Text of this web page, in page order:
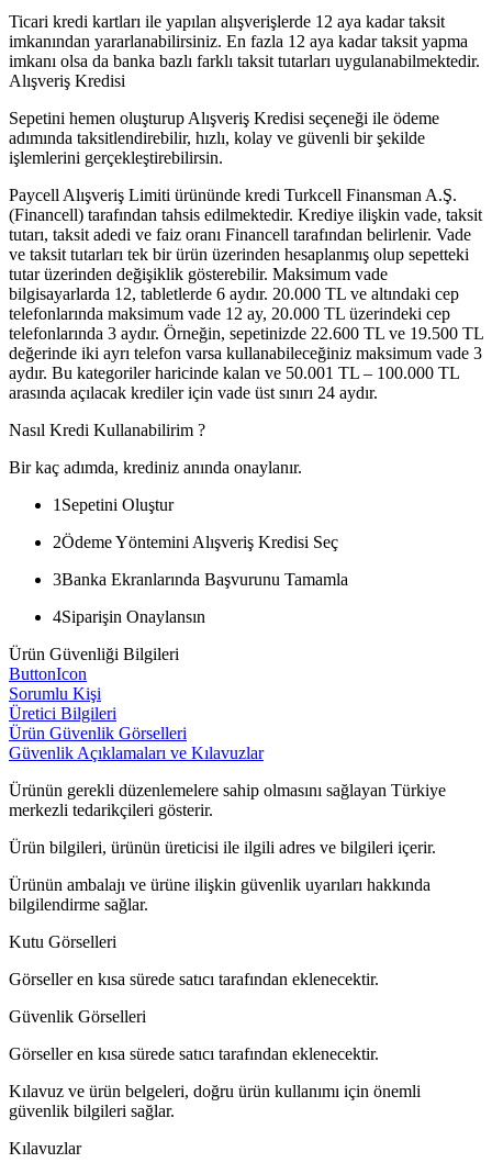
Ticari kredi kartları ile yapılan alışverişlerde 12 aya kadar taksit
imkanından yararlanabilirsiniz. En fazla 12 aya kadar taksit yapma
imkanı olsa da banka bazlı farklı taksit tutarları uygulanabilmektedir.
Alışveriş Kredisi
Sepetini hemen oluşturup Alışveriş Kredisi seçeneği ile ödeme
adımında taksitlendirebilir, hızlı, kolay ve güvenli bir şekilde
işlemlerini gerçekleştirebilirsin.
Paycell Alışveriş Limiti ürününde kredi Turkcell Finansman A.Ş.
(Financell) tarafından tahsis edilmektedir. Krediye ilişkin vade, taksit
tutarı, taksit adedi ve faiz oranı Financell tarafından belirlenir. Vade
ve taksit tutarları tek bir ürün üzerinden hesaplanmış olup sepetteki
tutar üzerinden değişiklik gösterebilir. Maksimum vade
bilgisayarlarda 12, tabletlerde 6 aydır. 20.000 TL ve altındaki cep
telefonlarında maksimum vade 12 ay, 20.000 TL üzerindeki cep
telefonlarında 3 aydır. Örneğin, sepetinizde 22.600 TL ve 19.500 TL
değerinde iki ayrı telefon varsa kullanabileceğiniz maksimum vade 3
aydır. Bu kategoriler haricinde kalan ve 50.001 TL – 100.000 TL
arasında açılacak krediler için vade üst sınırı 24 aydır.
Nasıl Kredi Kullanabilirim ?
Bir kaç adımda, krediniz anında onaylanır.
1 Sepetini Oluştur
2Ödeme Yöntemini Alışveriş Kredisi Seç
3Banka Ekranlarında Başvurunu Tamamla
4Siparişin Onaylansın
Ürün Güvenliği Bilgileri
ButtonIcon
Sorumlu Kişi
Üretici Bilgileri
Ürün Güvenlik Görselleri
Güvenlik Açıklamaları ve Kılavuzlar
Ürünün gerekli düzenlemelere sahip olmasını sağlayan Türkiye
merkezli tedarikçileri gösterir.
Ürün bilgileri, ürünün üreticisi ile ilgili adres ve bilgileri içerir.
Ürünün ambalajı ve ürüne ilişkin güvenlik uyarıları hakkında
bilgilendirme sağlar.
Kutu Görselleri
Görseller en kısa sürede satıcı tarafından eklenecektir.
Güvenlik Görselleri
Görseller en kısa sürede satıcı tarafından eklenecektir.
Kılavuz ve ürün belgeleri, doğru ürün kullanımı için önemli
güvenlik bilgileri sağlar.
Kılavuzlar